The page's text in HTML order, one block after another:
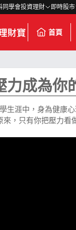
同學會投資理財 即時股市
首頁
力成為
生涯中，身為健康
來，只有你把壓力